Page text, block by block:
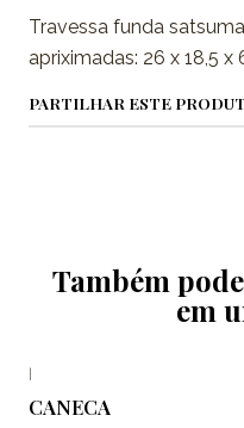
Travessa funda
apriximadas: 26 x 18,5 x
PARTILHAR ESTE
Também
em
CANECA